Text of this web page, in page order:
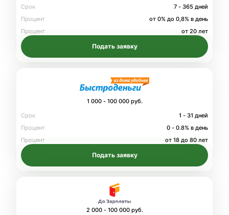
Срок
7 - 365 дней
Процент
от 0% до 0,8% в день
Процент
от 20 лет
Подать заявку
1 000 - 100 000 руб.
Срок
1 - 31 дней
Процент
0 - 0.8% в день
Процент
от 18 до 80 лет
Подать заявку
2 000 - 100 000 руб.